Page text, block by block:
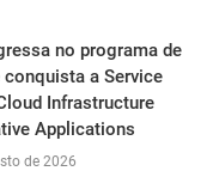
no programa de
a Service
Infrastructure
Applications
de 2026